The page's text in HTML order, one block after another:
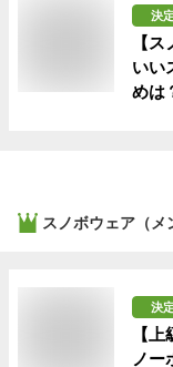
決
【
いい
めは
スノボウェア（メ
決
【
ノー